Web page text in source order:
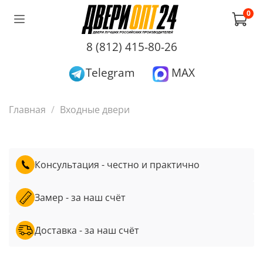
0
8 (812) 415-80-26
Telegram
MAX
Главная Входные двери
Консультация - честно и практично
Замер - за наш счёт
Доставка - за наш счёт